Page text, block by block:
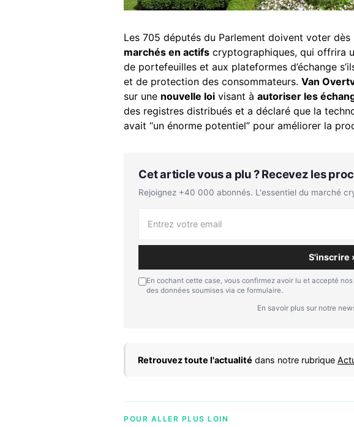
Les 705 députés du Parlement doivent voter
marchés en actifs cryptographiques, qui offrira
de portefeuilles et aux plateformes d’échange
et de protection des consommateurs. Van
sur une nouvelle loi visant à autoriser les
des registres distribués et a déclaré que la
avait “un énorme potentiel” pour améliorer la
Cet article vous a plu ? Recevez les
Rejoignez +40 000 abonnés. L'essentiel du marché
S'inscrire ›
En cochant cette case, vous confirmez avoir lu et accepté nos
des données soumises via ce formulaire.
En savoir plus sur notre
Retrouvez toute l'actualité dans notre rubrique
POUR ALLER PLUS LOIN